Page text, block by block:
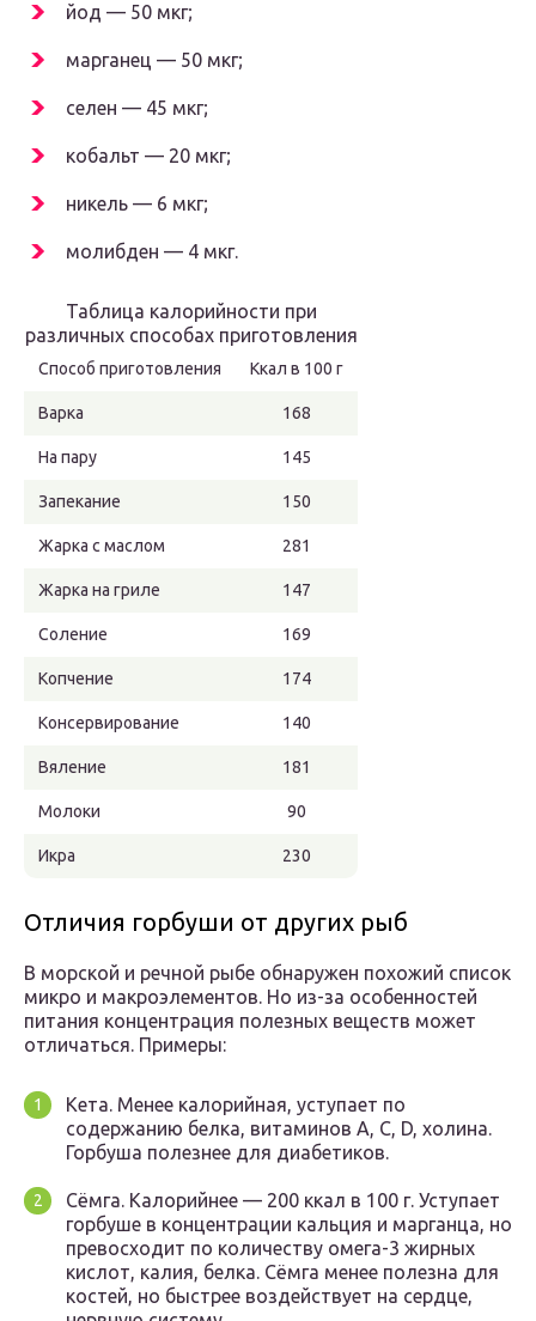
йод — 50 мкг;
марганец — 50 мкг;
селен — 45 мкг;
кобальт — 20 мкг;
никель — 6 мкг;
молибден — 4 мкг.
Таблица калорийности при
различных способах приготовления
Способ приготовления Ккал в 100 г
Варка 168
На пару 145
Запекание 150
Жарка с маслом 281
Жарка на гриле 147
Соление 169
Копчение 174
Консервирование 140
Вяление 181
Молоки 90
Икра 230
Отличия горбуши от других рыб
В морской и речной рыбе обнаружен похожий список
микро и макроэлементов. Но из-за особенностей
питания концентрация полезных веществ может
отличаться. Примеры:
Кета. Менее калорийная, уступает по
содержанию белка, витаминов А, С, D, холина.
Горбуша полезнее для диабетиков.
Сёмга. Калорийнее — 200 ккал в 100 г. Уступает
горбуше в концентрации кальция и марганца, но
превосходит по количеству омега-3 жирных
кислот, калия, белка. Сёмга менее полезна для
костей, но быстрее воздействует на сердце,